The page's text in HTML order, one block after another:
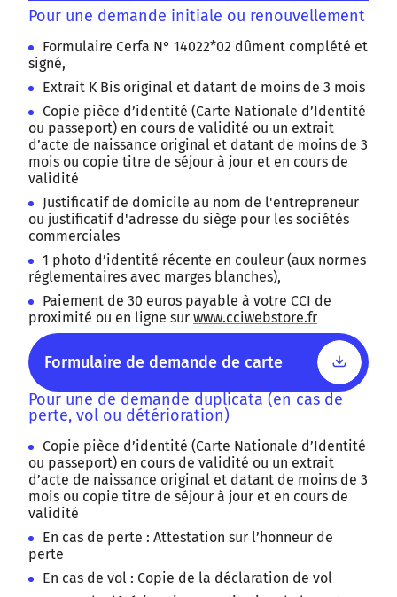
Pour une demande initiale ou renouvellement
Formulaire Cerfa N° 14022*02 dûment complété et
signé,
Extrait K Bis original et datant de moins de 3 mois
Copie pièce d’identité (Carte Nationale d’Identité
ou passeport) en cours de validité ou un extrait
d’acte de naissance original et datant de moins de 3
mois ou copie titre de séjour à jour et en cours de
validité
Justificatif de domicile au nom de l'entrepreneur
ou justificatif d'adresse du siège pour les sociétés
commerciales
1 photo d’identité récente en couleur (aux normes
réglementaires avec marges blanches),
Paiement de 30 euros payable à votre CCI de
proximité ou en ligne sur www.cciwebstore.fr
Formulaire de demande de carte
Pour une de demande duplicata (en cas de
perte, vol ou détérioration)
Copie pièce d’identité (Carte Nationale d’Identité
ou passeport) en cours de validité ou un extrait
d’acte de naissance original et datant de moins de 3
mois ou copie titre de séjour à jour et en cours de
validité
En cas de perte : Attestation sur l’honneur de
perte
En cas de vol : Copie de la déclaration de vol